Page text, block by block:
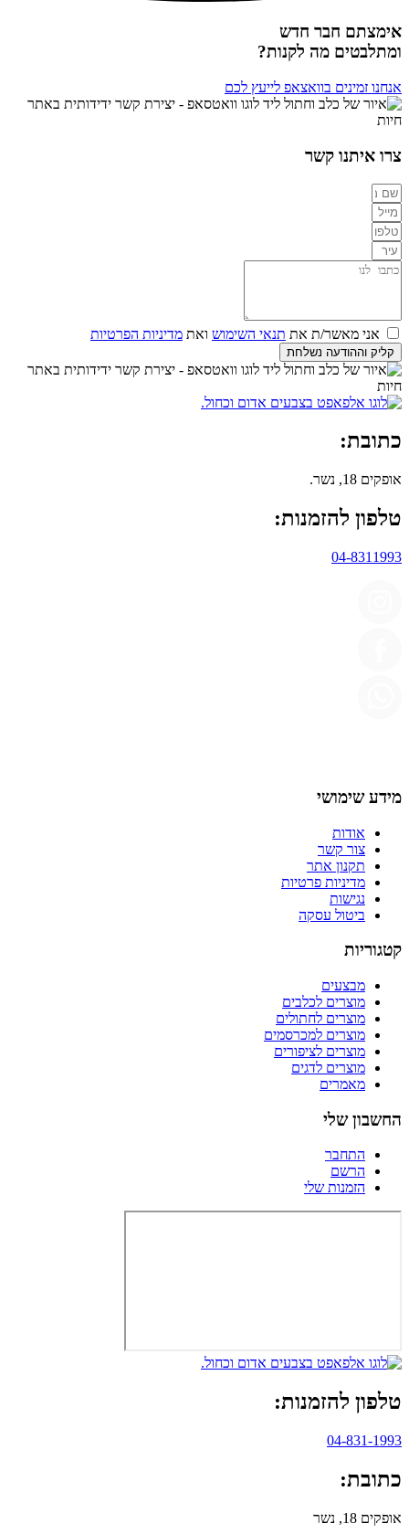
אימצתם חבר חדש
ומתלבטים מה לקנות?
אנחנו זמינים בוואצאפ לייעץ לכם
צרו איתנו קשר
אני מאשר/ת את תנאי השימוש ואת מדיניות הפרטיות
קליק וההודעה נשלחת
כתובת:
אופקים 18, נשר.
טלפון להזמנות:
04-8311993
מידע שימושי
אודות
צור קשר
תקנון אתר
מדיניות פרטיות
נגישות
ביטול עסקה
קטגוריות
מבצעים
מוצרים לכלבים
מוצרים לחתולים
מוצרים למכרסמים
מוצרים לציפורים
מוצרים לדגים
מאמרים
החשבון שלי
התחבר
הרשם
הזמנות שלי
טלפון להזמנות:
04-831-1993
כתובת:
אופקים 18, נשר